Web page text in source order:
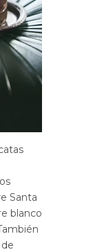
Santa
blanco